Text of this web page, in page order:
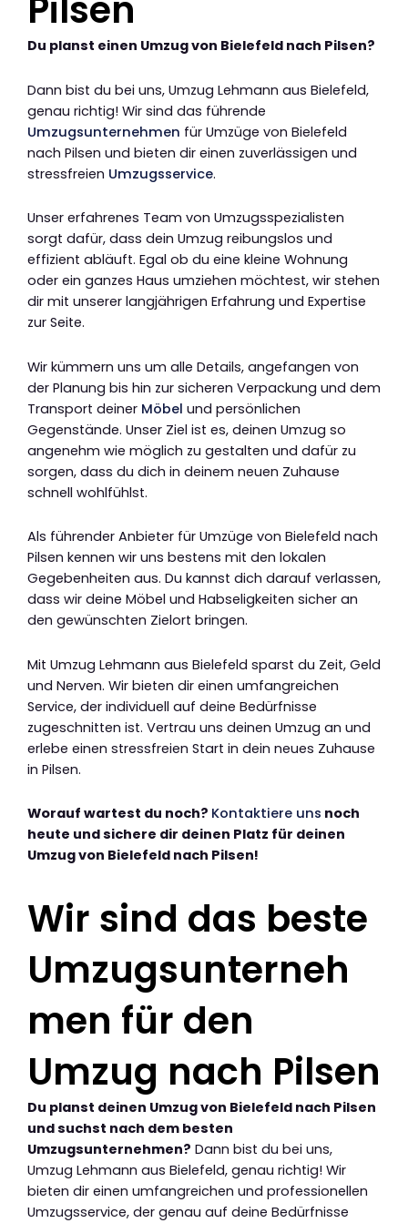
Pilsen
Du planst einen Umzug von Bielefeld nach Pilsen?
Dann bist du bei uns, Umzug Lehmann aus Bielefeld,
genau richtig! Wir sind das führende
Umzugsunternehmen für Umzüge von Bielefeld
nach Pilsen und bieten dir einen zuverlässigen und
stressfreien Umzugsservice.
Unser erfahrenes Team von Umzugsspezialisten
sorgt dafür, dass dein Umzug reibungslos und
effizient abläuft. Egal ob du eine kleine Wohnung
oder ein ganzes Haus umziehen möchtest, wir stehen
dir mit unserer langjährigen Erfahrung und Expertise
zur Seite.
Wir kümmern uns um alle Details, angefangen von
der Planung bis hin zur sicheren Verpackung und dem
Transport deiner Möbel und persönlichen
Gegenstände. Unser Ziel ist es, deinen Umzug so
angenehm wie möglich zu gestalten und dafür zu
sorgen, dass du dich in deinem neuen Zuhause
schnell wohlfühlst.
Als führender Anbieter für Umzüge von Bielefeld nach
Pilsen kennen wir uns bestens mit den lokalen
Gegebenheiten aus. Du kannst dich darauf verlassen,
dass wir deine Möbel und Habseligkeiten sicher an
den gewünschten Zielort bringen.
Mit Umzug Lehmann aus Bielefeld sparst du Zeit, Geld
und Nerven. Wir bieten dir einen umfangreichen
Service, der individuell auf deine Bedürfnisse
zugeschnitten ist. Vertrau uns deinen Umzug an und
erlebe einen stressfreien Start in dein neues Zuhause
in Pilsen.
Worauf wartest du noch? Kontaktiere uns noch
heute und sichere dir deinen Platz für deinen
Umzug von Bielefeld nach Pilsen!
Wir sind das beste
Umzugsunterneh
men für den
Umzug nach Pilsen
Du planst deinen Umzug von Bielefeld nach Pilsen
und suchst nach dem besten
Umzugsunternehmen? Dann bist du bei uns,
Umzug Lehmann aus Bielefeld, genau richtig! Wir
bieten dir einen umfangreichen und professionellen
Umzugsservice, der genau auf deine Bedürfnisse